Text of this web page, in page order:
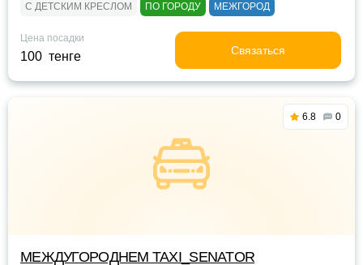
С ДЕТСКИМ КРЕСЛОМ ПО ГОРОДУ МЕЖГОРОД
Цена посадки
100 тенге Связаться
6.8 0
МЕЖДУГОРОДНЕМ TAXI_SENATOR